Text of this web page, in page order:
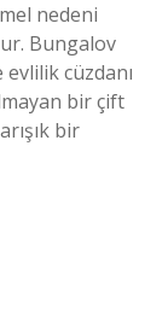
nedeni
Bungalov
cüzdanı
bir çift
bir